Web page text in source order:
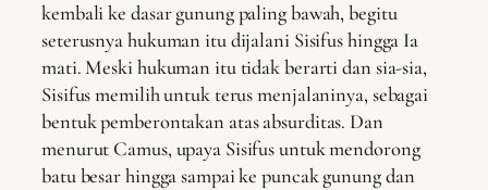
kembali ke dasar gunung paling bawah, begitu
seterusnya hukuman itu dijalani Sisifus hingga Ia
mati. Meski hukuman itu tidak berarti dan sia-sia,
Sisifus memilih untuk terus menjalaninya, sebagai
bentuk pemberontakan atas absurditas. Dan
menurut Camus, upaya Sisifus untuk mendorong
batu besar hingga sampai ke puncak gunung dan